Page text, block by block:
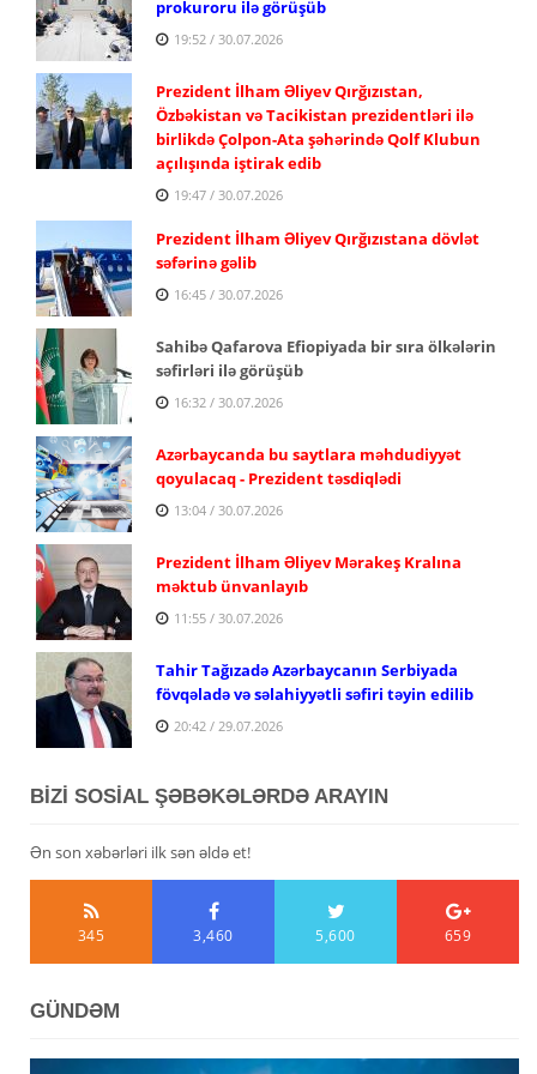
prokuroru ilə görüşüb
19:52 / 30.07.2026
Prezident İlham Əliyev Qırğızıstan,
Özbəkistan və Tacikistan prezidentləri ilə
birlikdə Çolpon-Ata şəhərində Qolf Klubun
açılışında iştirak edib
19:47 / 30.07.2026
Prezident İlham Əliyev Qırğızıstana dövlət
səfərinə gəlib
16:45 / 30.07.2026
Sahibə Qafarova Efiopiyada bir sıra ölkələrin
səfirləri ilə görüşüb
16:32 / 30.07.2026
Azərbaycanda bu saytlara məhdudiyyət
qoyulacaq - Prezident təsdiqlədi
13:04 / 30.07.2026
Prezident İlham Əliyev Mərakeş Kralına
məktub ünvanlayıb
11:55 / 30.07.2026
Tahir Tağızadə Azərbaycanın Serbiyada
fövqəladə və səlahiyyətli səfiri təyin edilib
20:42 / 29.07.2026
BİZİ SOSİAL ŞƏBƏKƏLƏRDƏ ARAYIN
Ən son xəbərləri ilk sən əldə et!
345 3,460 5,600 659
GÜNDƏM